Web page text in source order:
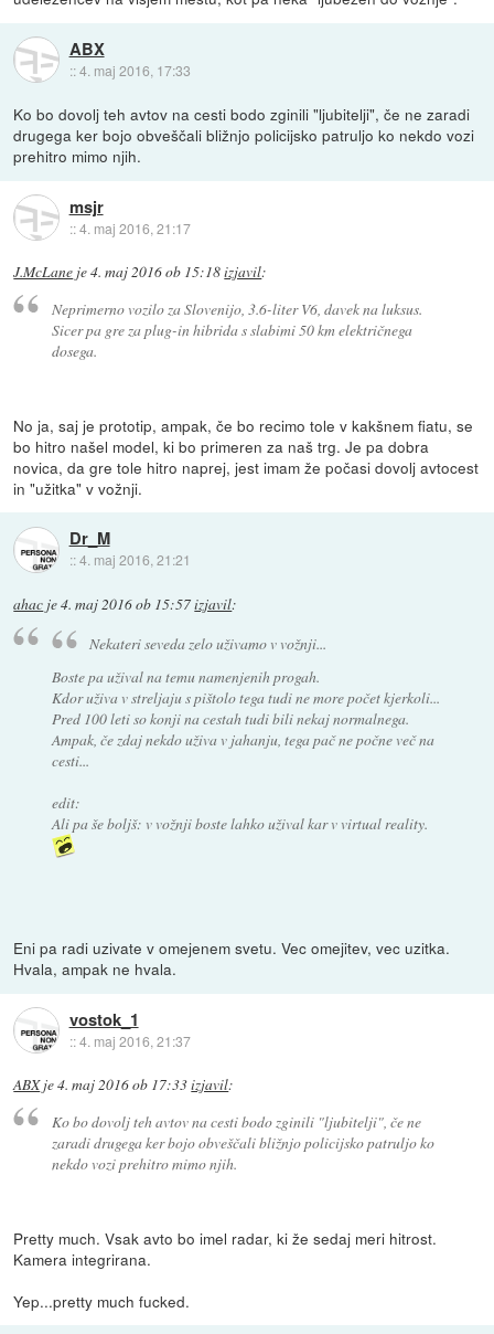
ABX
::4. maj 2016, 17:33
Ko bo dovolj teh avtov na cesti bodo zginili "ljubitelji", če ne zaradi
drugega ker bojo obveščali bližnjo policijsko patruljo ko nekdo vozi
prehitro mimo njih.
msjr
::4. maj 2016, 21:17
J.McLane je4. maj 2016 ob 15:18izjavil:
Neprimerno vozilo za Slovenijo, 3.6-liter V6, davek na luksus.
Sicer pa gre za plug-in hibrida s slabimi 50 km električnega
dosega.
No ja, saj je prototip, ampak, če bo recimo tole v kakšnem fiatu, se
bo hitro našel model, ki bo primeren za naš trg. Je pa dobra
novica, da gre tole hitro naprej, jest imam že počasi dovolj avtocest
in "užitka" v vožnji.
Dr_M
::4. maj 2016, 21:21
ahac je4. maj 2016 ob 15:57izjavil:
Nekateri seveda zelo uživamo v vožnji...
Boste pa užival na temu namenjenih progah.
Kdor uživa v streljaju s pištolo tega tudi ne more počet kjerkoli...
Pred 100 leti so konji na cestah tudi bili nekaj normalnega.
Ampak, če zdaj nekdo uživa v jahanju, tega pač ne počne več na
cesti...
edit:
Ali pa še boljš: v vožnji boste lahko užival kar v virtual reality.
Eni pa radi uzivate v omejenem svetu. Vec omejitev, vec uzitka.
Hvala, ampak ne hvala.
vostok_1
::4. maj 2016, 21:37
ABXje4. maj 2016 ob 17:33izjavil:
Ko bo dovolj teh avtov na cesti bodo zginili "ljubitelji", če ne
zaradi drugega ker bojo obveščali bližnjo policijsko patruljo ko
nekdo vozi prehitro mimo njih.
Pretty much. Vsak avto bo imel radar, ki že sedaj meri hitrost.
Kamera integrirana.
Yep...pretty much fucked.